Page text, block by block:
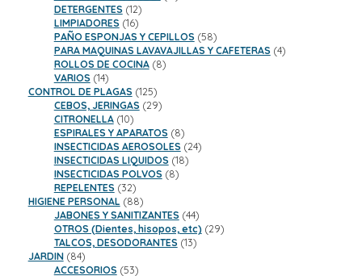
DETERGENTES 1212
productos
LIMPIADORES 1616
productos
PAÑO ESPONJAS Y CEPILLOS 5858
productos
PARA MAQUINAS LAVAVAJILLAS Y CAFETERAS 44
ROLLOS DE COCINA 88
VARIOS 1414
productos
CONTROL DE PLAGAS 125125
productos
CEBOS, JERINGAS 2929
CITRONELLA 1010
productos
ESPIRALES Y APARATOS 88
productos
INSECTICIDAS AEROSOLES 2424
INSECTICIDAS LIQUIDOS 1818
INSECTICIDAS POLVOS 88
REPELENTES 3232
productos
HIGIENE PERSONAL 8888
productos
JABONES Y SANITIZANTES 4444
productos
OTROS (Dientes, hisopos, etc) 2929
TALCOS, DESODORANTES 1313
JARDIN 8484
productos
ACCESORIOS 5353